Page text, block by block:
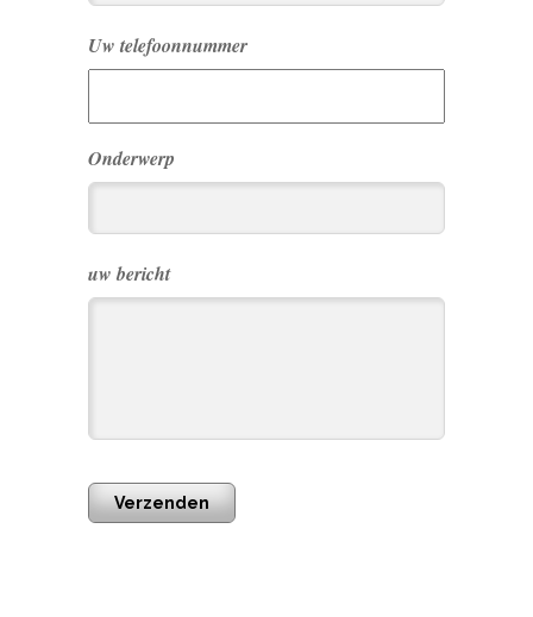
Uw telefoonnummer
Onderwerp
uw bericht
Verzenden